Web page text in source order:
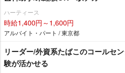
ハーティース
時給1,400円～1,600円
アルバイト・パート / 東京都
リーダー/外資系たばこのコールセ
験が活かせる